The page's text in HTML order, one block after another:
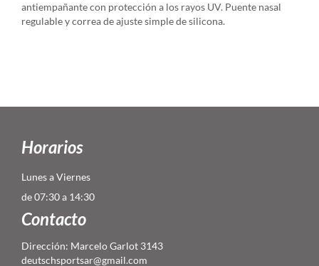
antiempañante con protección a los rayos UV. Puente nasal
regulable y correa de ajuste simple de silicona.
Horarios
Lunes a Viernes
de 07:30 a 14:30
Contacto
Dirección: Marcelo Garlot 3143
deutschsportsar@gmail.com